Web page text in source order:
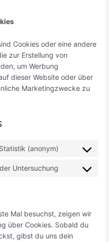
Cookies oder eine andere
zur Erstellung von
um Werbung
dieser Website oder über
Marketingzwecke zu
Statistik (anonym)
Untersuchung
Mal besuchst, zeigen wir
über Cookies. Sobald du
gibst du uns dein